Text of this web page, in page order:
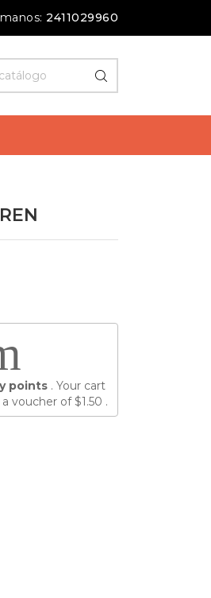
2411029960
points . Your cart
voucher of$1.50 .